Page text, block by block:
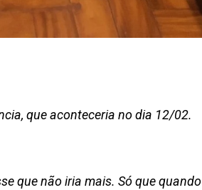
que aconteceria no dia 12/02.
que não iria mais. Só que quando